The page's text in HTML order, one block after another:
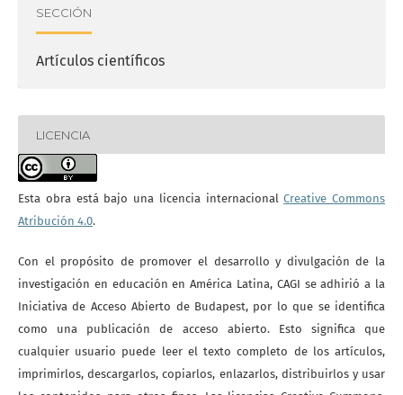
SECCIÓN
Artículos científicos
LICENCIA
Esta obra está bajo una licencia internacionalCreative Commons
Atribución 4.0.
Con el propósito de promover el desarrollo y divulgación de la
investigación en educación en América Latina, CAGI se adhirió a la
Iniciativa de Acceso Abierto de Budapest, por lo que se identifica
como una publicación de acceso abierto. Esto significa que
cualquier usuario puede leer el texto completo de los artículos,
imprimirlos, descargarlos, copiarlos, enlazarlos, distribuirlos y usar